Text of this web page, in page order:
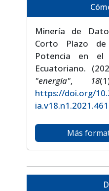
Minería de
Corto Plazo
Potencia en el
Ecuatoriano.
"energía", 18
https://doi.org/
ia.v18.n1.2021.461
Más